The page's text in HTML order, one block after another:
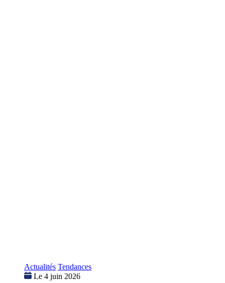
Actualités Tendances
Le 4 juin 2026